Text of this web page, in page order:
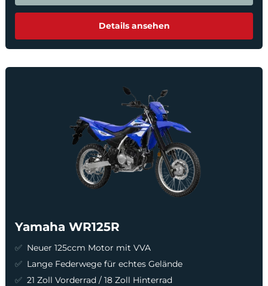
Details ansehen
Yamaha WR125R
Neuer 125ccm Motor mit VVA
Lange Federwege für echtes Gelände
21 Zoll Vorderrad / 18 Zoll Hinterrad